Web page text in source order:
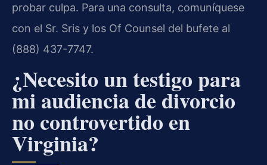
probar culpa. Para una consulta, comuníquese
con el Sr. Sris y los Of Counsel del bufete al
(888) 437-7747.
¿Necesito un testigo para
mi audiencia de divorcio
no controvertido en
Virginia?